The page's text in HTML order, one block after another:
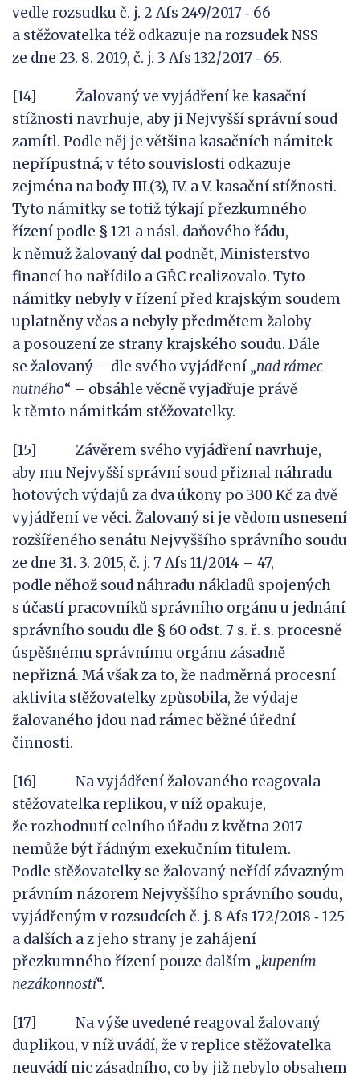
vedle rozsudku č. j. 2 Afs 249/2017 ‑ 66
a stěžovatelka též odkazuje na rozsudek NSS
ze dne 23. 8. 2019, č. j. 3 Afs 132/2017 ‑ 65.
[14] Žalovaný ve vyjádření ke kasační
stížnosti navrhuje, aby ji Nejvyšší správní soud
zamítl. Podle něj je většina kasačních námitek
nepřípustná; v této souvislosti odkazuje
zejména na body III.(3), IV. a V. kasační stížnosti.
Tyto námitky se totiž týkají přezkumného
řízení podle § 121 a násl. daňového řádu,
k němuž žalovaný dal podnět, Ministerstvo
financí ho nařídilo a GŘC realizovalo. Tyto
námitky nebyly v řízení před krajským soudem
uplatněny včas a nebyly předmětem žaloby
a posouzení ze strany krajského soudu. Dále
se žalovaný – dle svého vyjádření „nad rámec
nutného“ – obsáhle věcně vyjadřuje právě
k těmto námitkám stěžovatelky.
[15] Závěrem svého vyjádření navrhuje,
aby mu Nejvyšší správní soud přiznal náhradu
hotových výdajů za dva úkony po 300 Kč za dvě
vyjádření ve věci. Žalovaný si je vědom usnesení
rozšířeného senátu Nejvyššího správního soudu
ze dne 31. 3. 2015, č. j. 7 Afs 11/2014 – 47,
podle něhož soud náhradu nákladů spojených
s účastí pracovníků správního orgánu u jednání
správního soudu dle § 60 odst. 7 s. ř. s. procesně
úspěšnému správnímu orgánu zásadně
nepřizná. Má však za to, že nadměrná procesní
aktivita stěžovatelky způsobila, že výdaje
žalovaného jdou nad rámec běžné úřední
činnosti.
[16] Na vyjádření žalovaného reagovala
stěžovatelka replikou, v níž opakuje,
že rozhodnutí celního úřadu z května 2017
nemůže být řádným exekučním titulem.
Podle stěžovatelky se žalovaný neřídí závazným
právním názorem Nejvyššího správního soudu,
vyjádřeným v rozsudcích č. j. 8 Afs 172/2018 ‑ 125
a dalších a z jeho strany je zahájení
přezkumného řízení pouze dalším „kupením
nezákonností“.
[17] Na výše uvedené reagoval žalovaný
duplikou, v níž uvádí, že v replice stěžovatelka
neuvádí nic zásadního, co by již nebylo obsahem